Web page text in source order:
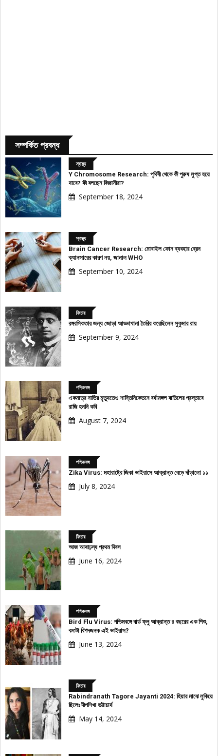
সম্পর্কিত প্রবন্ধ
স্বাস্থ্য
Y Chromosome Research: পৃথিবী থেকে কী পুরুষ লুপ্ত হয়ে
যাবে? কী বলছেন বিজ্ঞানীরা?
September 18, 2024
স্বাস্থ্য
Brain Cancer Research: মোবাইল ফোন ব্যবহার ব্রেন
ক্যানসারের কারণ নয়, জানাল WHO
September 10, 2024
ফিচার
রঙ্গরসিকতার জন্য জোড়া আড্ডাখানা তৈরির করেছিলেন সুকুমার রায়
September 9, 2024
পশ্চিমবঙ্গ
একমাত্র নাতির মৃত্যুতেও শান্তিনিকেতনে বর্ষামঙ্গল বাতিলের প্রস্তাবে
রাজি হননি কবি
August 7, 2024
পশ্চিমবঙ্গ
Zika Virus: মহারাষ্ট্রে জিকা ভাইরাসে আক্রান্ত বেড়ে দাঁড়ালো ১১
July 8, 2024
ফিচার
আজ আষাঢ়স্য প্রথম দিবস
June 16, 2024
পশ্চিমবঙ্গ
Bird Flu Virus: পশ্চিমবঙ্গে বার্ড ফ্লু আক্রান্ত ৪ বছরের এক শিশু,
কতটা বিপদজনক এই ভাইরাস?
June 13, 2024
ফিচার
Rabindranath Tagore Jayanti 2024: হিয়ার মাঝে লুকিয়ে
ছিলেঃ দীপশিখা ভট্টাচার্য
May 14, 2024